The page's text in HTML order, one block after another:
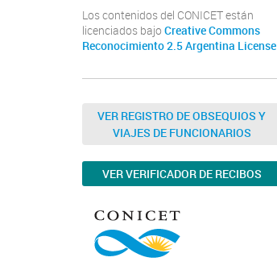
Los contenidos del CONICET están
licenciados bajo Creative Commons
Reconocimiento 2.5 Argentina License
VER REGISTRO DE OBSEQUIOS Y
VIAJES DE FUNCIONARIOS
VER VERIFICADOR DE RECIBOS